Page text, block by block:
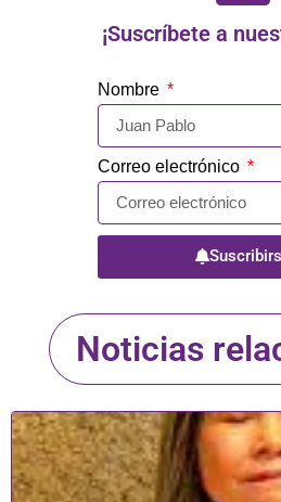
¡Suscríbete a
Nombre
Correo electrónico
Noticias